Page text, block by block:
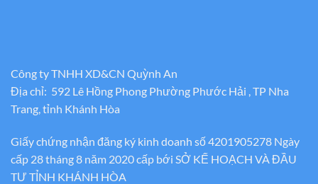
Công ty TNHH XD&CN Quỳnh An
Địa chỉ: 592 Lê Hồng Phong Phường Phước Hải , TP Nha
Trang, tỉnh Khánh Hòa
Giấy chứng nhận đăng ký kinh doanh số 4201905278 Ngày
cấp 28 tháng 8 năm 2020 cấp bới SỞ KẾ HOẠCH VÀ ĐẦU
TƯ TỈNH KHÁNH HÒA